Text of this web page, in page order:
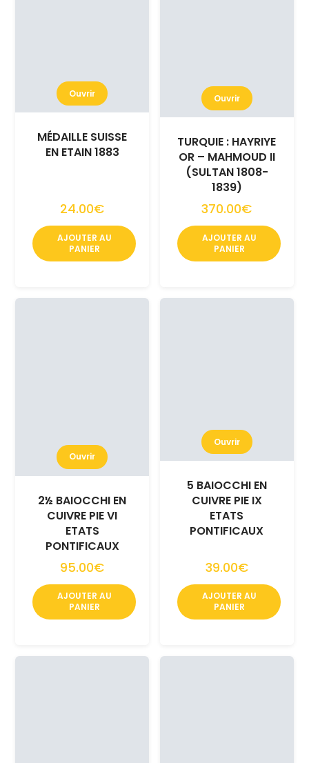
Ouvrir
MÉDAILLE SUISSE
EN ETAIN 1883
24.00€
AJOUTER AU
PANIER
Ouvrir
TURQUIE : HAYRIYE
OR – MAHMOUD II
(SULTAN 1808-
1839)
370.00€
AJOUTER AU
PANIER
Ouvrir
2½ BAIOCCHI EN
CUIVRE PIE VI
ETATS
PONTIFICAUX
95.00€
AJOUTER AU
PANIER
Ouvrir
5 BAIOCCHI EN
CUIVRE PIE IX
ETATS
PONTIFICAUX
39.00€
AJOUTER AU
PANIER